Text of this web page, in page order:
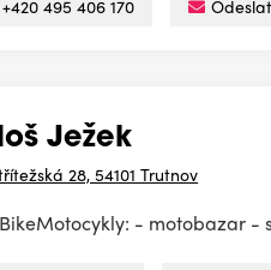
+420 495 406 170
Ježek
28, 54101 Trutnov
- motobazar -